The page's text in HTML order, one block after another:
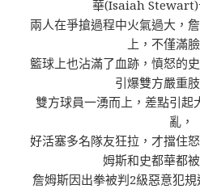
華(Isaiah Stewart)
兩人在爭搶過程中火氣過大，
上，不僅滿
籃球上也沾滿了血跡，憤怒的
引爆雙方嚴重
雙方球員一湧而上，差點引起
亂，
好活塞多名隊友狂拉，才擋住
姆斯和史都華都
詹姆斯因出拳被判2級惡意犯